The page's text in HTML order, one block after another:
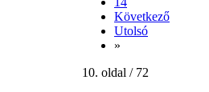
Következő
Utolsó
»
10. oldal / 72